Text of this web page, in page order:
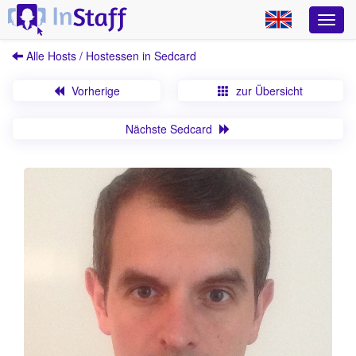
Alle Hosts / Hostessen in Sedcard
Vorherige zur Übersicht
Nächste Sedcard